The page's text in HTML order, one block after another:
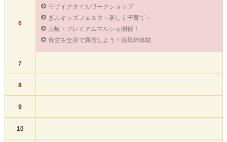
6
モザイクタイルワークショップ
ぎふキッズフェスタ～楽しく子育て～
土岐・プレミアムマルシェ開催！
青空を全身で満喫しよう！熱気球体験
7
8
9
10